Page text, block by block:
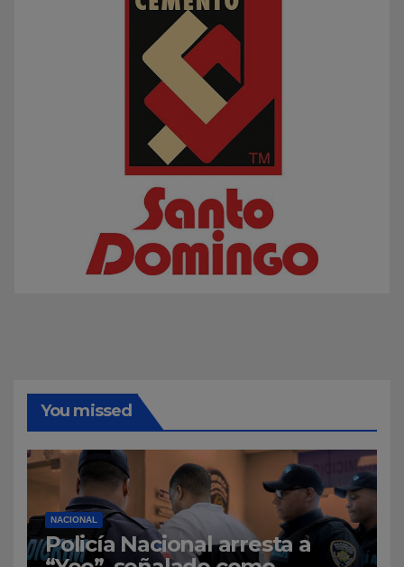
You missed
NACIONAL
Policía Nacional arresta a